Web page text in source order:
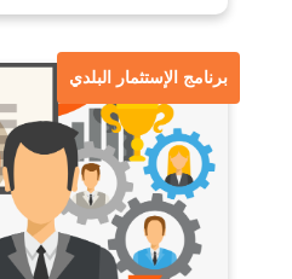
برنامج الإستثمار البلدي